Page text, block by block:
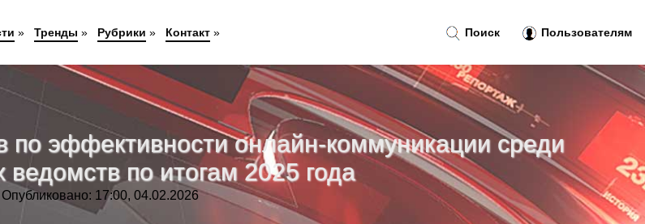
эффективности онлайн-коммуникации среди
по итогам 2025 года
Опубликовано: 17:00, 04.02.2026
Поиск Пользователям
» Тренды » Рубрики » Контакт»